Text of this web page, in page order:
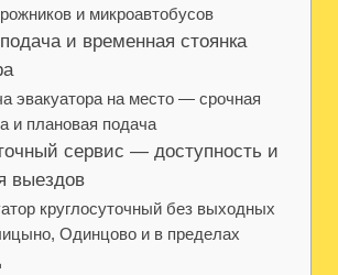
и микроавтобусов
и временная стоянка
эвакуатора на место — срочная
и плановая подача
сервис — доступность и
выездов
круглосуточный без выходных
Одинцово и в пределах